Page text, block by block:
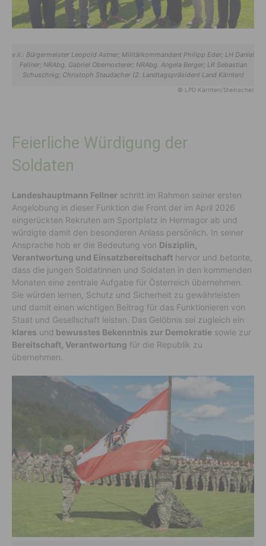
v.li.: Bürgermeister Leopold Astner; Militärkommandant Philipp Eder; LH Daniel
Fellner; NRAbg. Gabriel Obernosterer; NRAbg. Angela Berger; LR Sebastian
Schuschnig; Christoph Staudacher (2. Landtagspräsident Land Kärnten)
© LPD Kärnten/Steinacher
Feierliche Würdigung der
Soldaten
Landeshauptmann Fellner schritt im Rahmen seiner ersten
Angelobung in dieser Funktion die Front der im April 2026
eingerückten Rekruten am Sportplatz in Hermagor ab und
würdigte damit den besonderen Anlass persönlich. In seiner
Ansprache hob er die Bedeutung von Disziplin,
Verantwortung und Einsatzbereitschaft hervor und betonte,
dass die jungen Soldatinnen und Soldaten in den kommenden
Monaten eine zentrale Aufgabe für Österreich übernehmen.
Sie würden lernen, Schutz und Sicherheit zu gewährleisten
und damit einen wichtigen Beitrag für das Funktionieren von
Staat und Gesellschaft leisten. Das Gelöbnis sei zugleich ein
klares und bewusstes Bekenntnis zur Demokratie sowie zur
Bereitschaft, Verantwortung für die Republik zu
übernehmen.